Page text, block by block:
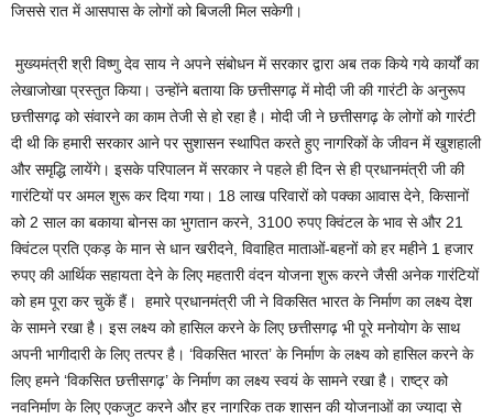
जिससे रात में आसपास के लोगों को बिजली मिल सकेगी।
मुख्यमंत्री श्री विष्णु देव साय ने अपने संबोधन में सरकार द्वारा अब तक किये गये कार्यों का
लेखाजोखा प्रस्तुत किया। उन्होंने बताया कि छत्तीसगढ़ में मोदी जी की गारंटी के अनुरूप
छत्तीसगढ़ को संवारने का काम तेजी से हो रहा है। मोदी जी ने छत्तीसगढ़ के लोगों को गारंटी
दी थी कि हमारी सरकार आने पर सुशासन स्थापित करते हुए नागरिकों के जीवन में खुशहाली
और समृद्धि लायेंगे। इसके परिपालन में सरकार ने पहले ही दिन से ही प्रधानमंत्री जी की
गारंटियों पर अमल शुरू कर दिया गया। 18 लाख परिवारों को पक्का आवास देने, किसानों
को 2 साल का बकाया बोनस का भुगतान करने, 3100 रुपए क्विंटल के भाव से और 21
क्विंटल प्रति एकड़ के मान से धान खरीदने, विवाहित माताओं-बहनों को हर महीने 1 हजार
रुपए की आर्थिक सहायता देने के लिए महतारी वंदन योजना शुरू करने जैसी अनेक गारंटियों
को हम पूरा कर चुकें हैं। हमारे प्रधानमंत्री जी ने विकसित भारत के निर्माण का लक्ष्य देश
के सामने रखा है। इस लक्ष्य को हासिल करने के लिए छत्तीसगढ़ भी पूरे मनोयोग के साथ
अपनी भागीदारी के लिए तत्पर है। ‘विकसित भारत’ के निर्माण के लक्ष्य को हासिल करने के
लिए हमने ‘विकसित छत्तीसगढ़’ के निर्माण का लक्ष्य स्वयं के सामने रखा है। राष्ट्र को
नवनिर्माण के लिए एकजुट करने और हर नागरिक तक शासन की योजनाओं का ज्यादा से